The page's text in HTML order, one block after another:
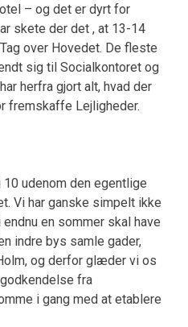
– og det er dyrt for
skete der det , at 13-14
over Hovedet. De fleste
sig til Socialkontoret og
herfra gjort alt, hvad der
fremskaffe Lejligheder.
udenom den egentlige
Vi har ganske simpelt ikke
en sommer skal have
indre bys samle gader,
og derfor glæder vi os
fra
i gang med at etablere